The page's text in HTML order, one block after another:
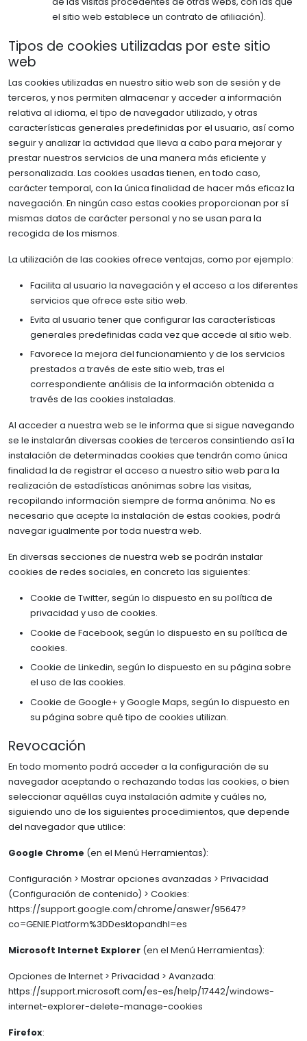
el sitio web establece un contrato de afiliación).
Tipos de cookies utilizadas por este sitio
web
Las cookies utilizadas en nuestro sitio web son de sesión y de
terceros, y nos permiten almacenar y acceder a información
relativa al idioma, el tipo de navegador utilizado, y otras
características generales predefinidas por el usuario, así como
seguir y analizar la actividad que lleva a cabo para mejorar y
prestar nuestros servicios de una manera más eficiente y
personalizada. Las cookies usadas tienen, en todo caso,
carácter temporal, con la única finalidad de hacer más eficaz la
navegación. En ningún caso estas cookies proporcionan por sí
mismas datos de carácter personal y no se usan para la
recogida de los mismos.
La utilización de las cookies ofrece ventajas, como por ejemplo:
Facilita al usuario la navegación y el acceso a los diferentes
servicios que ofrece este sitio web.
Evita al usuario tener que configurar las características
generales predefinidas cada vez que accede al sitio web.
Favorece la mejora del funcionamiento y de los servicios
prestados a través de este sitio web, tras el
correspondiente análisis de la información obtenida a
través de las cookies instaladas.
Al acceder a nuestra web se le informa que si sigue navegando
se le instalarán diversas cookies de terceros consintiendo así la
instalación de determinadas cookies que tendrán como única
finalidad la de registrar el acceso a nuestro sitio web para la
realización de estadísticas anónimas sobre las visitas,
recopilando información siempre de forma anónima. No es
necesario que acepte la instalación de estas cookies, podrá
navegar igualmente por toda nuestra web.
En diversas secciones de nuestra web se podrán instalar
cookies de redes sociales, en concreto las siguientes:
Cookie de Twitter, según lo dispuesto en su política de
privacidad y uso de cookies.
Cookie de Facebook, según lo dispuesto en su política de
cookies.
Cookie de Linkedin, según lo dispuesto en su página sobre
el uso de las cookies.
Cookie de Google+ y Google Maps, según lo dispuesto en
su página sobre qué tipo de cookies utilizan.
Revocación
En todo momento podrá acceder a la configuración de su
navegador aceptando o rechazando todas las cookies, o bien
seleccionar aquéllas cuya instalación admite y cuáles no,
siguiendo uno de los siguientes procedimientos, que depende
del navegador que utilice:
Google Chrome (en el Menú Herramientas):
Configuración > Mostrar opciones avanzadas > Privacidad
(Configuración de contenido) > Cookies:
https://support.google.com/chrome/answer/95647?
co=GENIE.Platform%3DDesktopandhl=es
Microsoft Internet Explorer (en el Menú Herramientas):
Opciones de Internet > Privacidad > Avanzada:
https://support.microsoft.com/es-es/help/17442/windows-
internet-explorer-delete-manage-cookies
Firefox: